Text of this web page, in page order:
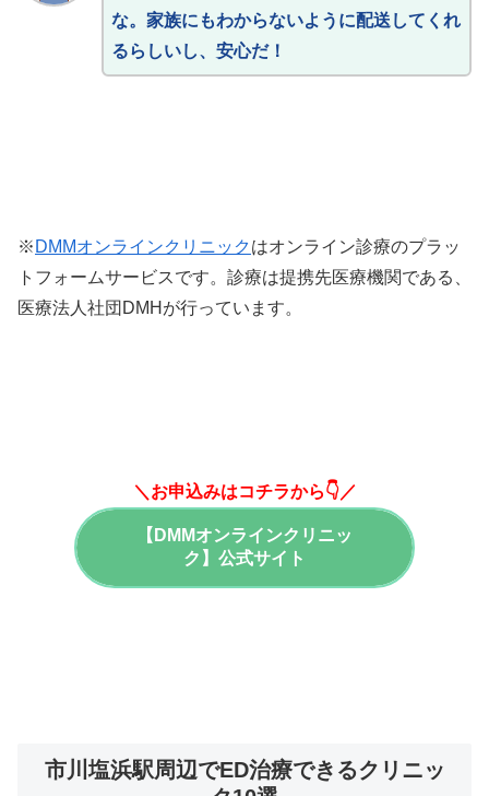
な。家族にもわからないように配送してくれ
るらしいし、安心だ！
※ DMMオンラインクリニックはオンライン診療のプラッ
トフォームサービスです。診療は提携先医療機関である、
医療法人社団DMHが行っています。
＼お申込みはコチラから👇／
【DMMオンラインクリニッ
ク】公式サイト
市川塩浜駅周辺でED治療できるクリニッ